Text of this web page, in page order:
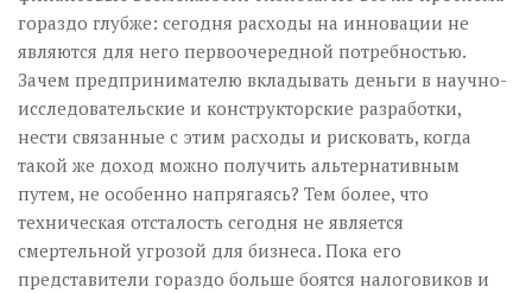
гораздо глубже: сегодня расходы на инновации не
являются для него перво­очередной потребностью.
Зачем предпринимателю вкладывать деньги в научно-
исследовательские и конструкторские разработки,
нести связанные с этим расходы и рисковать, когда
такой же доход можно получить альтернативным
путем, не особенно напрягаясь? Тем более, что
техническая отсталость сегодня не является
смертельной угрозой для бизнеса. Пока его
представители гораздо больше боятся налоговиков и